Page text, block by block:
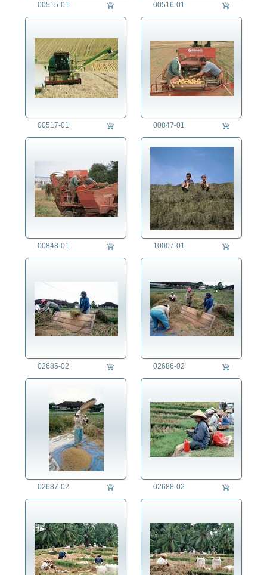
00515-01 00516-01
00517-01 00847-01
00848-01 10007-01
02685-02 02686-02
02687-02 02688-02